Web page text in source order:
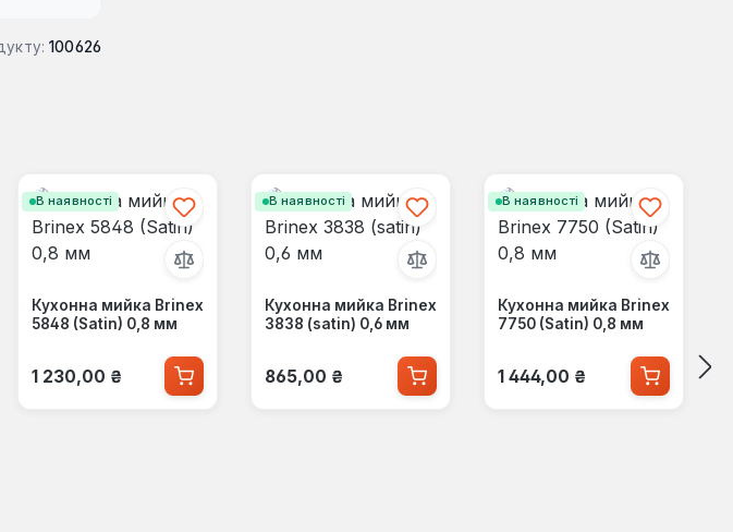
100626
В наявності
Кухонна мийка Brinex
5848 (Satin) 0,8 мм
Звичайна ціна:
1 230,00 ₴
В наявності
Кухонна мийка Brinex
3838 (satin) 0,6 мм
Звичайна ціна:
865,00 ₴
В наявності
Кухонна мийка Brinex
7750 (Satin) 0,8 мм
Звичайна ціна:
1 444,00 ₴